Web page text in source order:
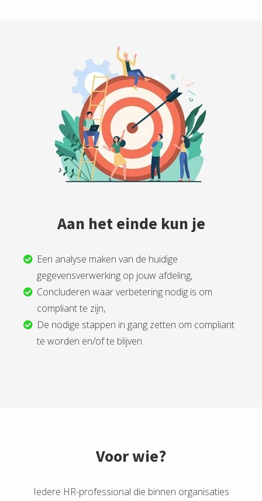
Aan het einde kun je
Een analyse maken van de huidige
gegevensverwerking op jouw afdeling,
Concluderen waar verbetering nodig is om
compliant te zijn,
De nodige stappen in gang zetten om compliant
te worden en/of te blijven.
Voor wie?
Iedere HR-professional die binnen organisaties